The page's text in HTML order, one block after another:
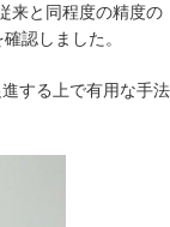
来と同程度の精度の
認しました。
する上で有用な手法